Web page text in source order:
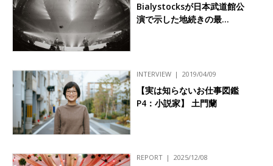
Bialystocksが日本武道館公
演で示した地続きの最…
INTERVIEW 2019/04/09
【実は知らないお仕事図鑑
P4：小説家】 土門蘭
REPORT 2025/12/08